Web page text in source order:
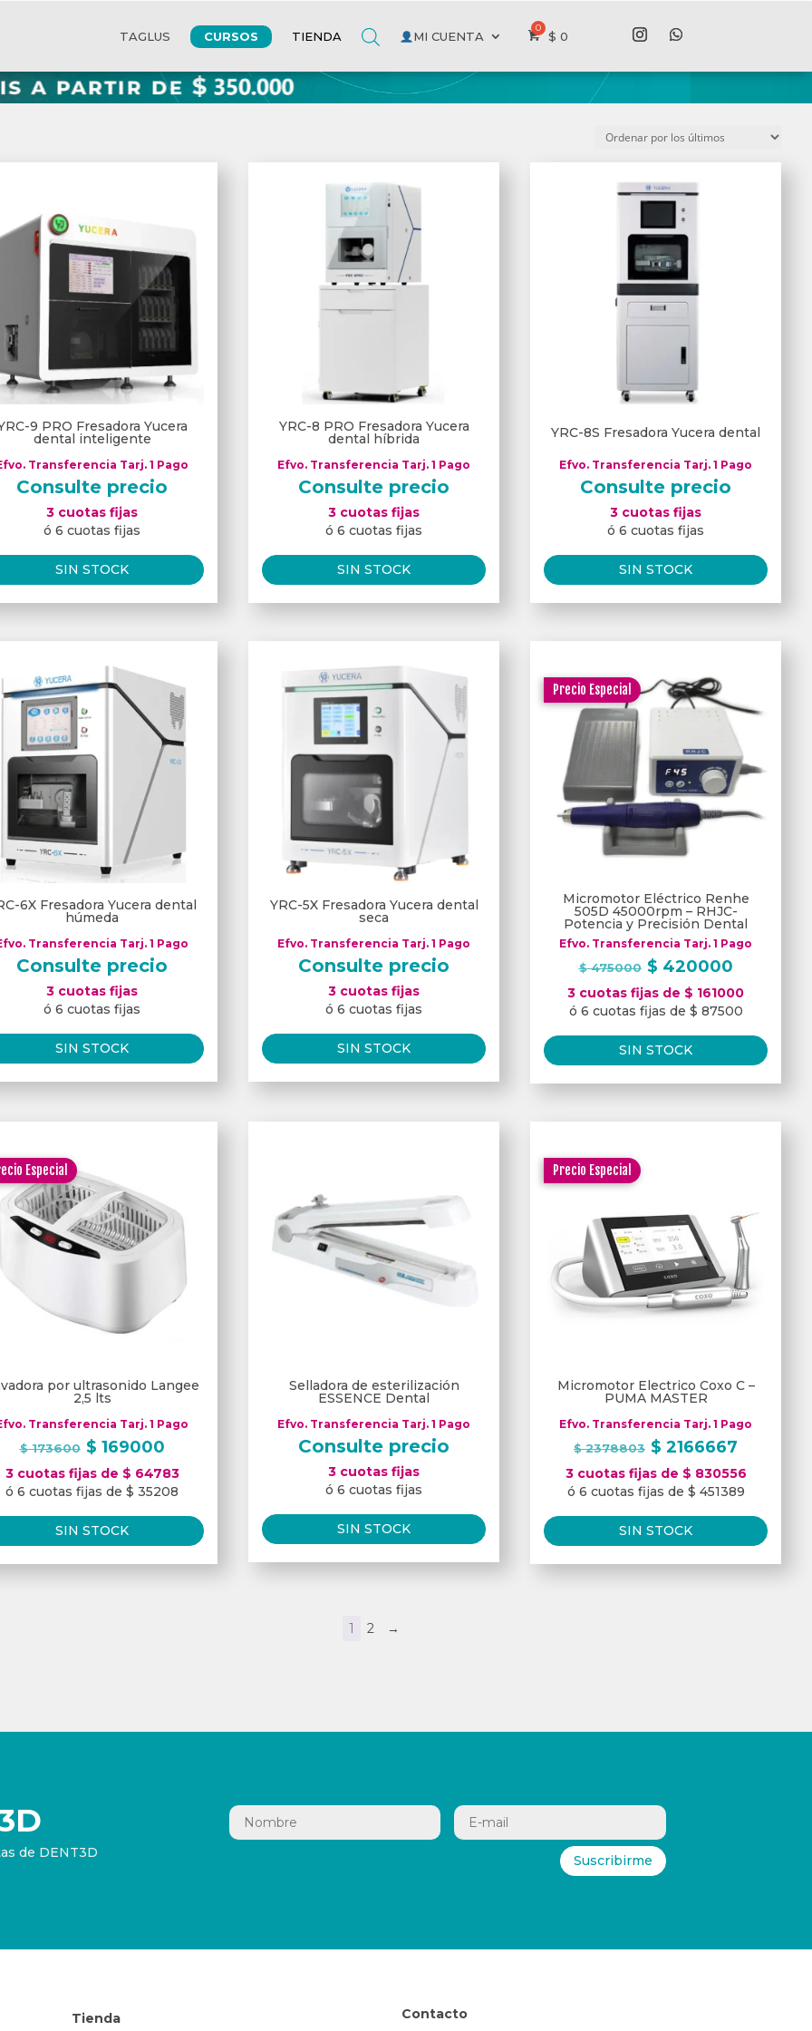
TAGLUS CURSOS TIENDA MI CUENTA $ 0
9 PRO Fresadora Yucera
dental inteligente
Transferencia Tarj. 1 Pago
Consulte precio
3 cuotas fijas
ó 6 cuotas fijas
SIN STOCK
YRC-8 PRO Fresadora Yucera
dental híbrida
Efvo. Transferencia Tarj. 1 Pago
Consulte precio
3 cuotas fijas
ó 6 cuotas fijas
SIN STOCK
YRC-8S Fresadora Yucera dental
Efvo. Transferencia Tarj. 1 Pago
Consulte precio
3 cuotas fijas
ó 6 cuotas fijas
SIN STOCK
6X Fresadora Yucera dental
húmeda
Transferencia Tarj. 1 Pago
Consulte precio
3 cuotas fijas
ó 6 cuotas fijas
SIN STOCK
YRC-5X Fresadora Yucera dental
seca
Efvo. Transferencia Tarj. 1 Pago
Consulte precio
3 cuotas fijas
ó 6 cuotas fijas
SIN STOCK
Precio Especial
Micromotor Eléctrico Renhe
505D 45000rpm – RHJC-
Potencia y Precisión Dental
Efvo. Transferencia Tarj. 1 Pago
$475000 El
precio
original
era:
$ 475000.
$ 420000El
precio
actual
$
3 cuotas fijas de $ 161000
ó 6 cuotas fijas de $ 87500
SIN STOCK
Especial
por ultrasonido Langee
2,5 lts
Transferencia Tarj. 1 Pago
$173600 El
precio
original
era:
$ 173600.
$ 169000El
precio
actual
$ 169000.
3 cuotas fijas de $ 64783
ó 6 cuotas fijas de $ 35208
SIN STOCK
Selladora de esterilización
ESSENCE Dental
Efvo. Transferencia Tarj. 1 Pago
Consulte precio
3 cuotas fijas
ó 6 cuotas fijas
SIN STOCK
Precio Especial
Micromotor Electrico Coxo C –
PUMA MASTER
Efvo. Transferencia Tarj. 1 Pago
$2378803 El
precio
original
$ 2378803.
$ 2166667
precio
actual
$
3 cuotas fijas de $ 830556
ó 6 cuotas fijas de $ 451389
SIN STOCK
1 2 →
de DENT3D
Suscribirme
Tienda Contacto